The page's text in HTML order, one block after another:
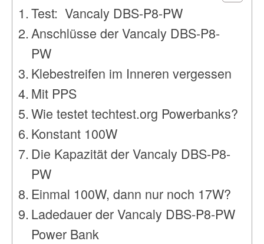
Test: Vancaly DBS-P8-PW
Anschlüsse der Vancaly DBS-P8-
PW
Klebestreifen im Inneren vergessen
Mit PPS
Wie testet techtest.org Powerbanks?
Konstant 100W
Die Kapazität der Vancaly DBS-P8-
PW
Einmal 100W, dann nur noch 17W?
Ladedauer der Vancaly DBS-P8-PW
Power Bank